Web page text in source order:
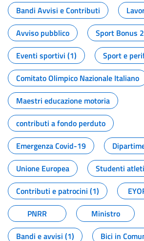
Bandi Avvisi e Contributi
Avviso pubblico
Sport Bonus
Eventi sportivi (1)
Sport e
Comitato Olimpico Nazionale Italiano
Maestri educazione motoria
contributi a fondo perduto
Emergenza Covid-19
Unione Europea
Studenti atleti
Contributi e patrocini (1)
PNRR
Ministro
Bandi e avvisi (1)
Bici in